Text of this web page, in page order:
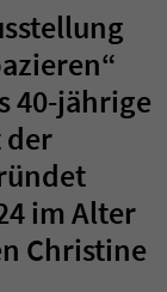
40-jährige
der
im Alter
Christine